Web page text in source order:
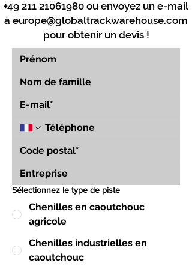
+49 211 21061980 ou envoyez un e-mail
à europe@globaltrackwarehouse.com
pour obtenir un devis !
Sélectionnez le type de piste
Chenilles en caoutchouc
agricole
Chenilles industrielles en
caoutchouc